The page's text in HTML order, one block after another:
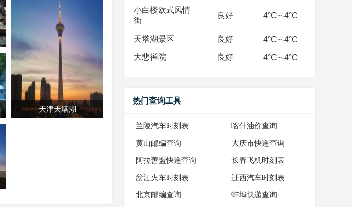
天津天塔湖
小白楼欧式风情
街
良好 4°C~-4°C
天塔湖景区 良好 4°C~-4°C
大悲禅院 良好 4°C~-4°C
热门查询工具
兰陵汽车时刻表 喀什油价查询
黄山邮编查询 大庆市快递查询
阿拉善盟快递查询 长春飞机时刻表
岔江火车时刻表 迁西汽车时刻表
北京邮编查询 蚌埠快递查询